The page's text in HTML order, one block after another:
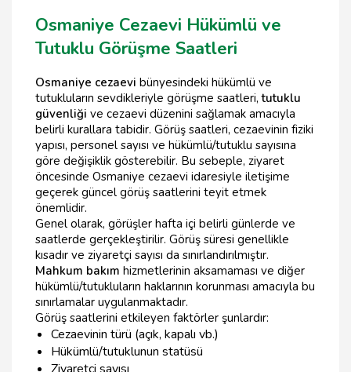
Osmaniye Cezaevi Hükümlü ve
Tutuklu Görüşme Saatleri
Osmaniye cezaevi bünyesindeki hükümlü ve
tutukluların sevdikleriyle görüşme saatleri,tutuklu
güvenliği ve cezaevi düzenini sağlamak amacıyla
belirli kurallara tabidir. Görüş saatleri, cezaevinin fiziki
yapısı, personel sayısı ve hükümlü/tutuklu sayısına
göre değişiklik gösterebilir. Bu sebeple, ziyaret
öncesinde Osmaniye cezaevi idaresiyle iletişime
geçerek güncel görüş saatlerini teyit etmek
önemlidir.
Genel olarak, görüşler hafta içi belirli günlerde ve
saatlerde gerçekleştirilir. Görüş süresi genellikle
kısadır ve ziyaretçi sayısı da sınırlandırılmıştır.
Mahkum bakım hizmetlerinin aksamaması ve diğer
hükümlü/tutukluların haklarının korunması amacıyla bu
sınırlamalar uygulanmaktadır.
Görüş saatlerini etkileyen faktörler şunlardır:
Cezaevinin türü (açık, kapalı vb.)
Hükümlü/tutuklunun statüsü